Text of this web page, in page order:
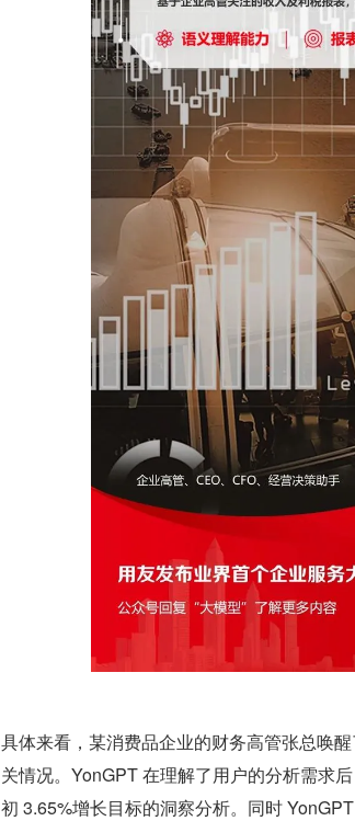
具体来看，某消费品企业的财务高管张总唤
关情况。YonGPT 在理解了用户的分析需求
初 3.65%增长目标的洞察分析。同时